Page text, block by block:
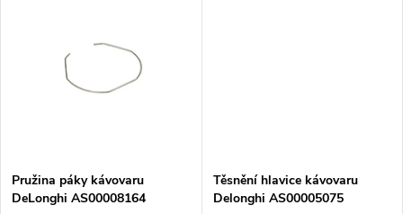
Pružina páky kávovaru
DeLonghi AS00008164
Těsnění hlavice kávovaru
Delonghi AS00005075